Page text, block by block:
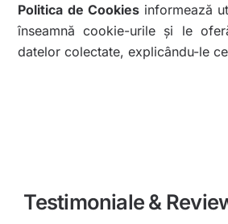
Politica de Cookiesinformează
înseamnă cookie-urile și le
datelor colectate, explicându-le
Testimoniale &